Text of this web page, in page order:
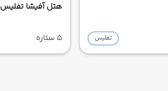
تفلیس
هتل آفیشا تفلیس
5 ستاره